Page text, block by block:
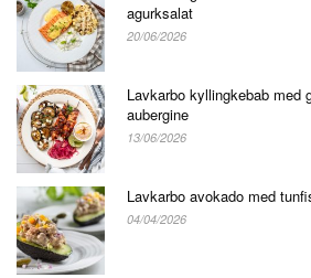
agurksalat
20/06/2026
Lavkarbo kyllingkebab med
aubergine
13/06/2026
Lavkarbo avokado med
04/04/2026